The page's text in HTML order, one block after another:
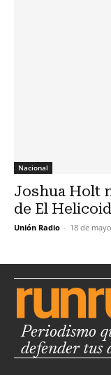
Nacional
Joshua Holt
de El
Unión Radio - 18 de
Periodismo
defender tus